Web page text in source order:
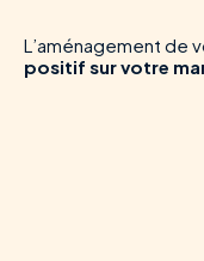
L’aménagement de
positif sur votre